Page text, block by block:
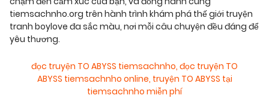
tiemsachnho.org trên hành trình khám phá thế giới truyện
tranh boylove đa sắc màu, nơi mỗi câu chuyện đều đáng để
yêu thương.
đọc truyện TO ABYSS tiemsachnho, đọc truyện TO
ABYSS tiemsachnho online, truyện TO ABYSS tại
tiemsachnho miễn phí